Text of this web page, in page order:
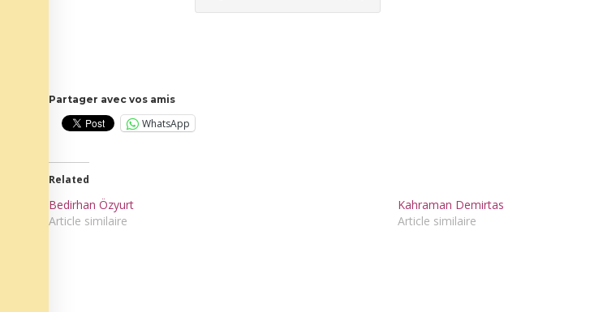
Partager avec vos amis
WhatsApp
Related
Bedirhan Özyurt
Article similaire
Kahraman Demirtas
Article similaire